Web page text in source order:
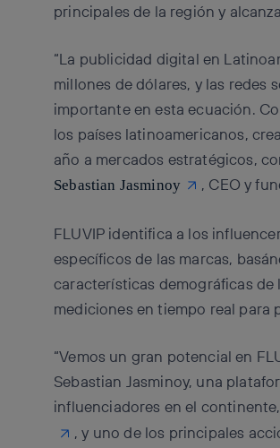
principales de la región y
“La publicidad digital en
millones de dólares, y las redes
importante en esta ecuación.
los países latinoamericanos,
año a mercados estratégicos,
Sebastian Jasminoy , CEO y
FLUVIP identifica a los
específicos de las marcas,
características demográficas de
mediciones en tiempo real para
“Vemos un gran potencial en
Sebastian Jasminoy, una
influenciadores en el
, y uno de los principales